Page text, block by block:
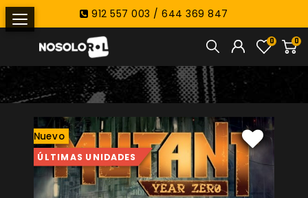
912 557 003 / 644 369 847
0
0
Nuevo
ÚLTIMAS UNIDADES